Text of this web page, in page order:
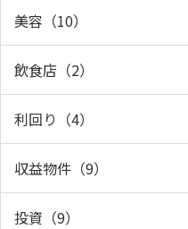
美容（10）
飲食店（2）
利回り（4）
収益物件（9）
投資（9）